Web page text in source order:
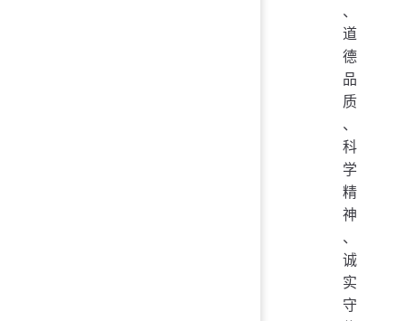
、
道
德
品
质
、
科
学
精
神
、
诚
实
守